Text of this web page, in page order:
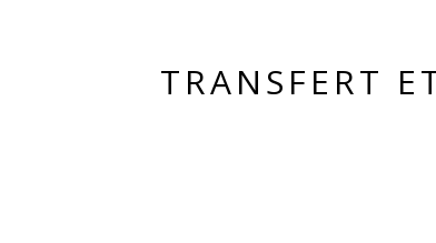
TRANSFERT